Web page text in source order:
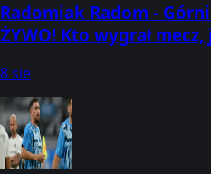
Radomiak Radom -
ŻYWO! Kto wygrał
8 sie